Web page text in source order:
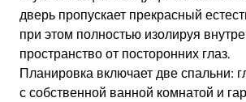
дверь пропускает прекрасный
при этом полностью изолируя
пространство от посторонних глаз.
Планировка включает две спальни:
с собственной ванной комнатой и